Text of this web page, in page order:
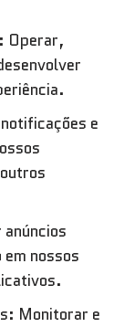
Operar,
e
nossos
Monitorar e